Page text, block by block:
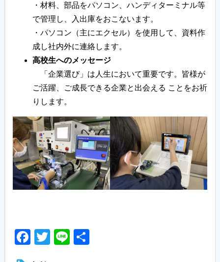
・材料、部品をパソコン、ハンディターミナル等
で管理し、入出庫をおこないます。
・パソコン（主にエクセル）を使用して、資料作
成し社内外に連絡します。
高校生へのメッセージ
「企業選び」は人生において重要です。皆様が
ご活躍、ご成長できる企業と出会える ことをお祈
りします。
Facebook
Twitter
Line